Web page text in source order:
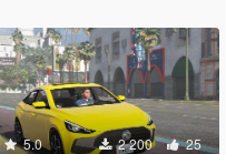
5.0 2 200 25